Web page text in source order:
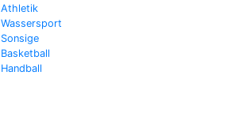
Athletik
Wassersport
Sonsige
Basketball
Handball